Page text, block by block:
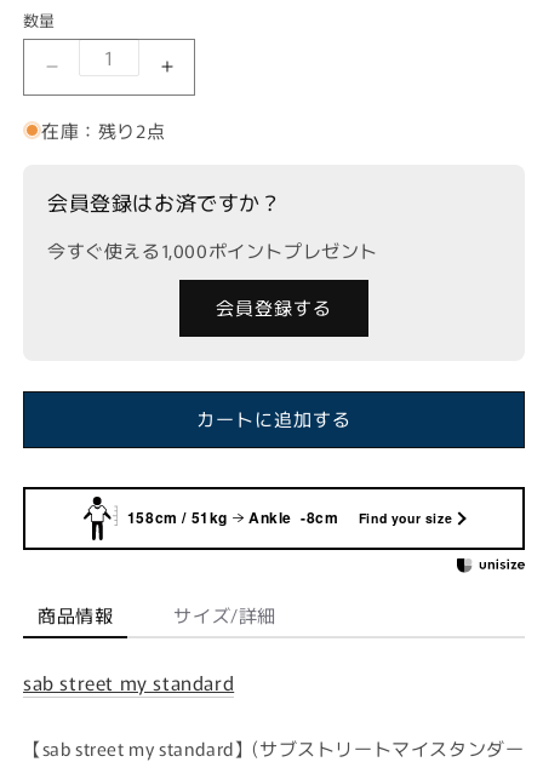
数量
INDESIGN ストライプ×バインプリントスカートの
INDESIGN ストライプ×バインプリン
在庫：残り2点
会員登録はお済ですか？
今すぐ使える1,000ポイントプレゼント
会員登録する
カートに追加する
158cm / 51kg Ankle -8cm Find your size
商品情報
sab street my standard
【sab street my standard】(サブストリートマイスタンダー
サイズ/詳細